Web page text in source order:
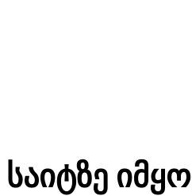
საიტზე